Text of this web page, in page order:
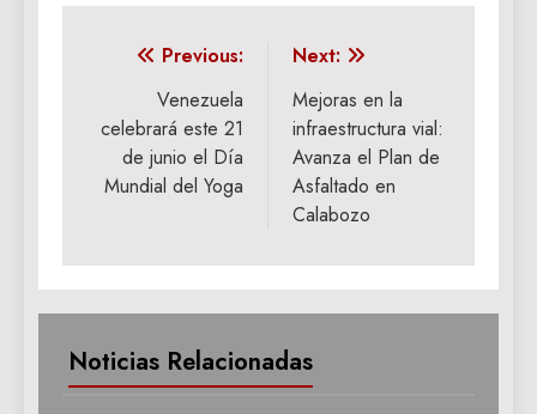
Navegación
entradas
Previous:
Venezuela
celebrará este 21
de junio el Día
Mundial del Yoga
Next:
Mejoras en la
infraestructura vial:
Avanza el Plan de
Asfaltado en
Calabozo
Noticias Relacionadas